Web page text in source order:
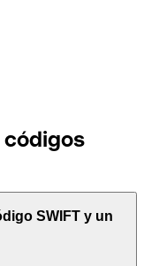
códigos
SWIFT y un